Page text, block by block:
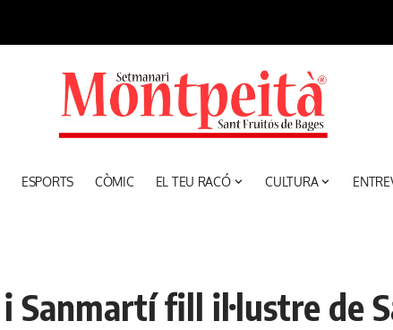
ESPORTS CÒMIC EL TEU RACÓ CULTURA
fill il·lustre de